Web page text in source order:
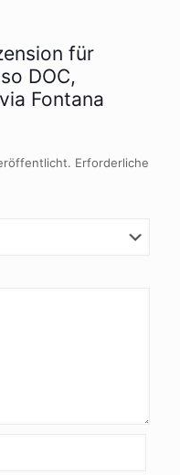
für
DOC,
Fontana
Erforderliche